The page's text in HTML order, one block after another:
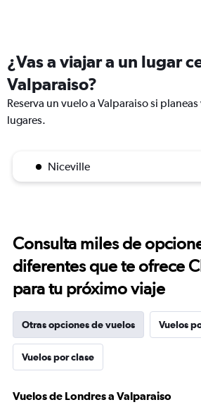
¿Vas a viajar a un lugar
Valparaiso?
Reserva un vuelo a Valparaiso si
lugares.
Niceville
Consulta miles de
diferentes que te ofrece
para tu próximo viaje
Otras opciones de vuelos Vuelos
Vuelos por clase
Vuelos de Londres a Valparaiso